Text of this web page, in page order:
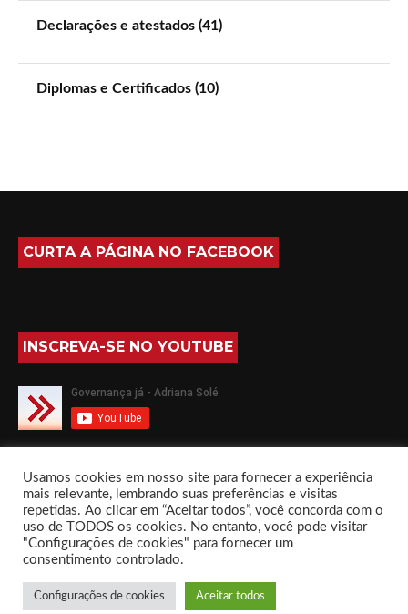
Declarações e atestados (41)
Diplomas e Certificados (10)
CURTA A PÁGINA NO FACEBOOK
INSCREVA-SE NO YOUTUBE
SIGA-ME NO TWITTER
Governança já com Adriana Solé byEverestthemes
Usamos cookies em nosso site para fornecer a experiência
mais relevante, lembrando suas preferências e visitas
repetidas. Ao clicar em “Aceitar todos”, você concorda com o
uso de TODOS os cookies. No entanto, você pode visitar
"Configurações de cookies" para fornecer um
consentimento controlado.
Configurações de cookies Aceitar todos